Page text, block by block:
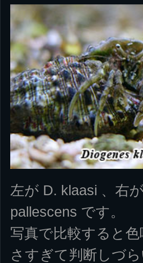
左が D. klaasi 、右
pallescens です。
写真で比較すると
さすぎて判断しづら